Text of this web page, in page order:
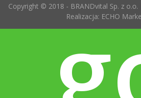
Copyright © 2018 - BRANDvital Sp. z o.o.
Realizacja: ECHO